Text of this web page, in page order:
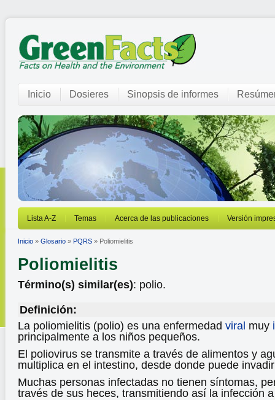
Inicio Dosieres Sinopsis de informes
Lista A-Z Temas Acerca de las publicaciones Versión
Inicio » Glosario » PQRS » Poliomielitis
Poliomielitis
Término(s) similar(es): polio.
Definición:
La poliomielitis (polio) es una enfermedad viral muy
principalmente a los niños pequeños.
El poliovirus se transmite a través de alimentos y
multiplica en el intestino, desde donde puede
Muchas personas infectadas no tienen síntomas,
través de sus heces, transmitiendo así la infección